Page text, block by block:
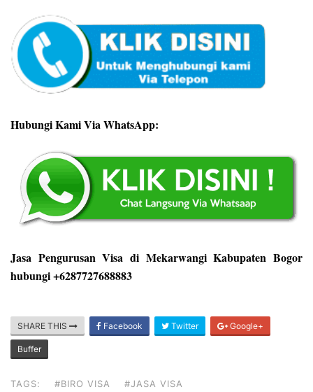
Hubungi Kami Via WhatsApp:
Jasa Pengurusan Visa di Mekarwangi Kabupaten Bogor
hubungi +6287727688883
SHARE THIS Facebook Twitter Google+
Buffer
TAGS: #BIRO VISA #JASA VISA